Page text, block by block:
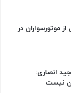
موتورسواران در
انصاری:
نیست